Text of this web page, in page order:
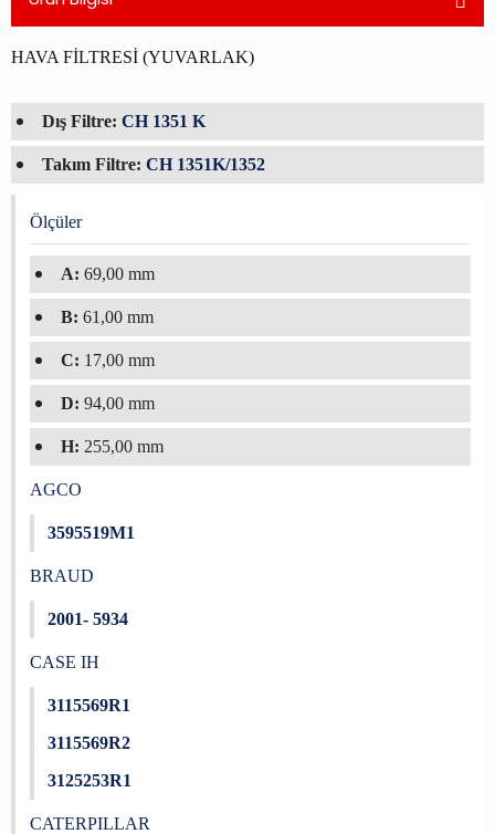
HAVA FİLTRESİ (YUVARLAK)
Dış Filtre: CH 1351 K
Takım Filtre: CH 1351K/1352
Ölçüler
A: 69,00 mm
B: 61,00 mm
C: 17,00 mm
D: 94,00 mm
H: 255,00 mm
AGCO
3595519M1
BRAUD
2001- 5934
CASE IH
3115569R1
3115569R2
3125253R1
CATERPILLAR